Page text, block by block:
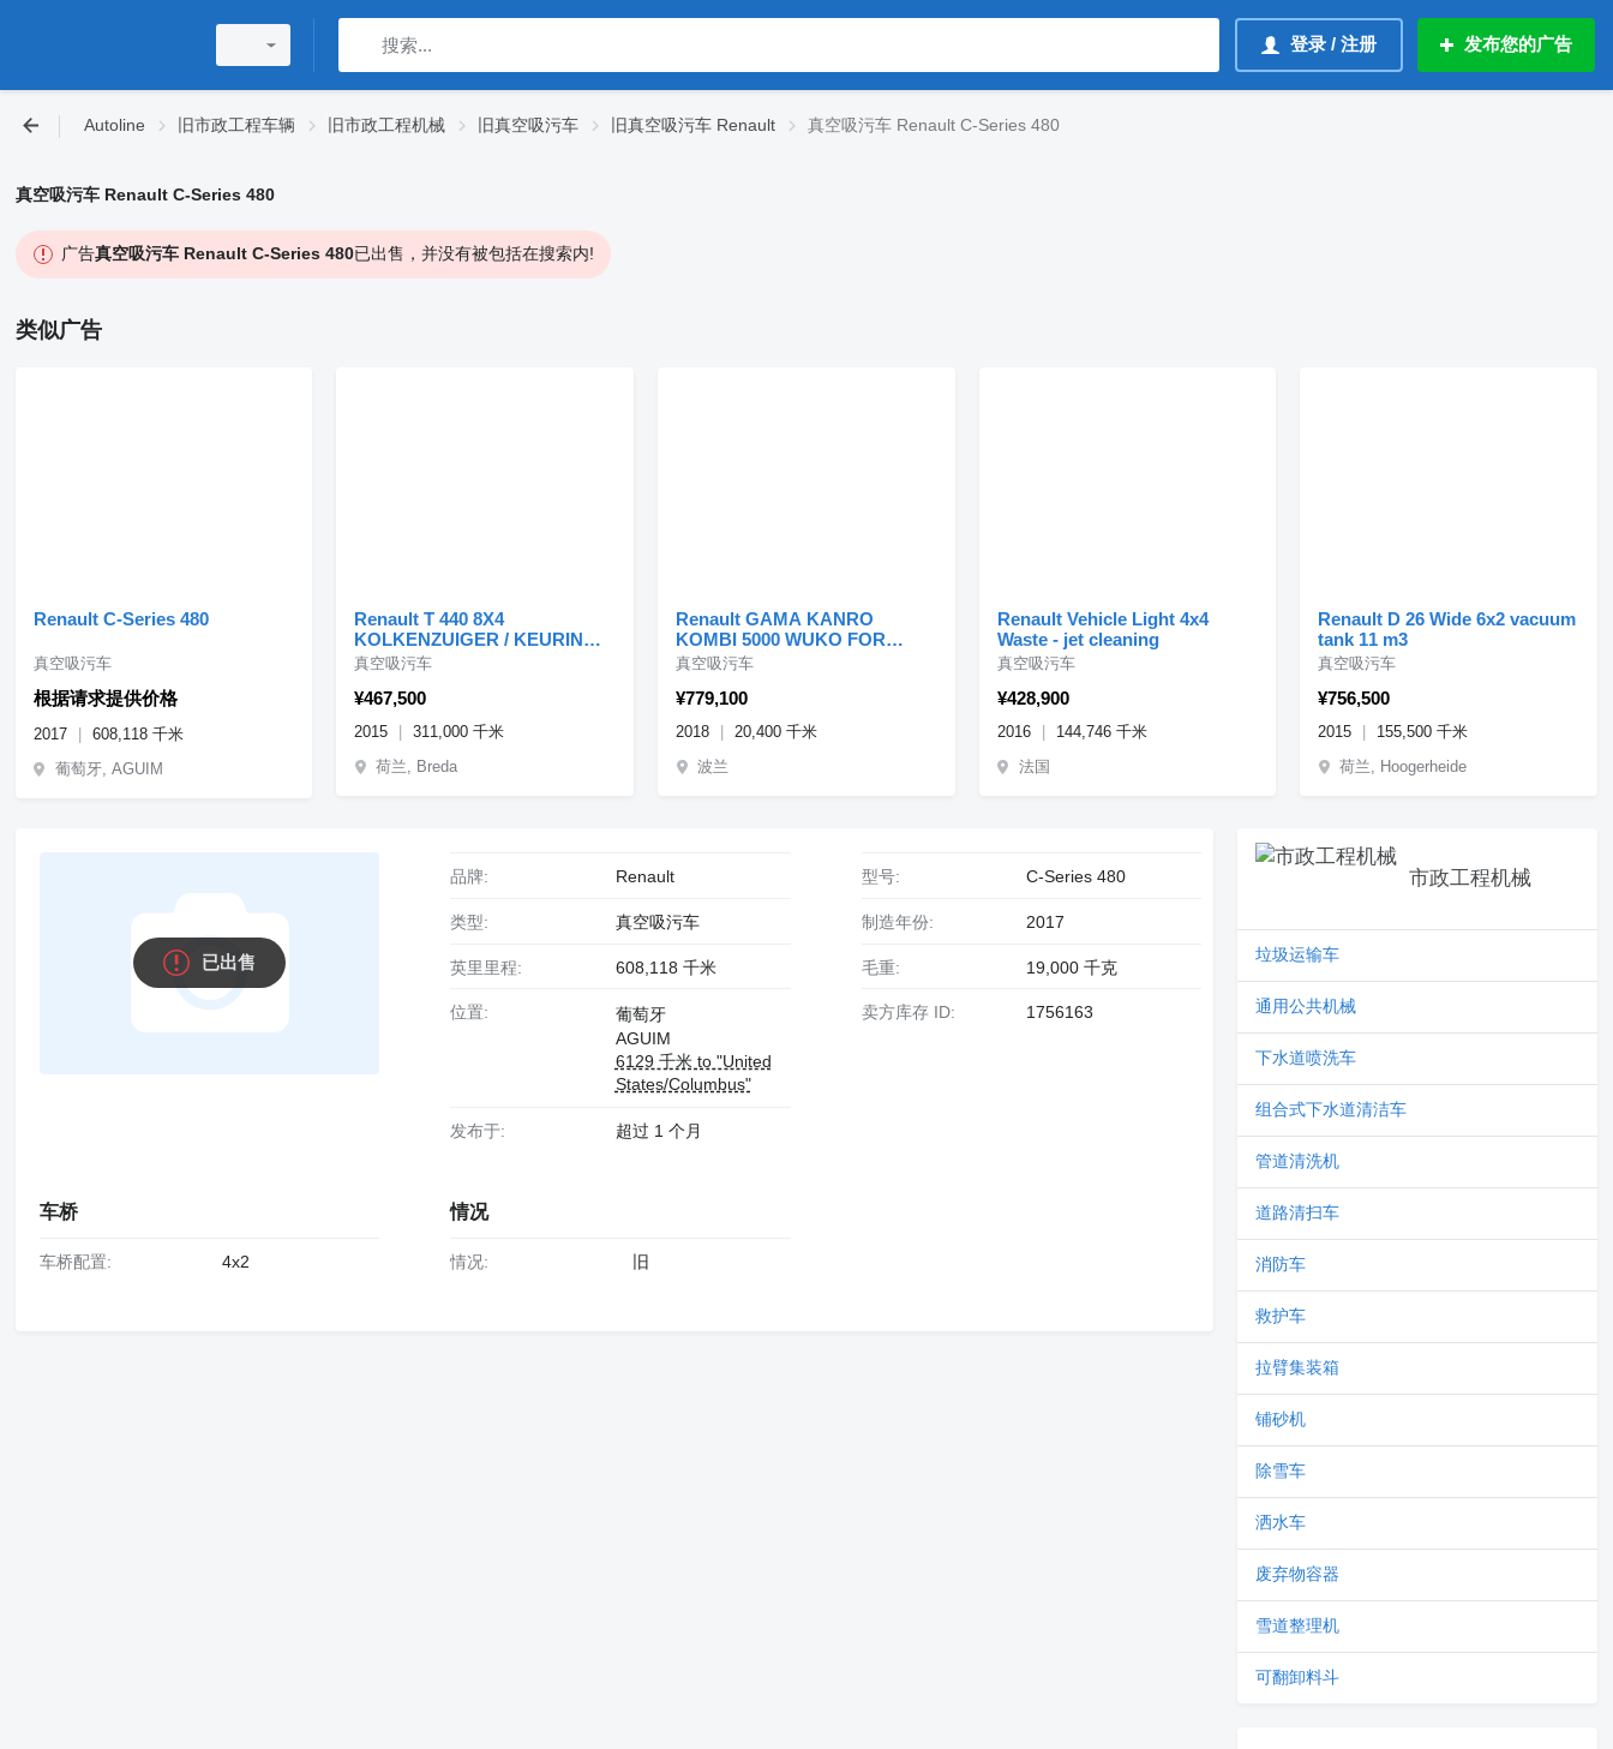
登录 / 注册 发布您的广告
Autoline 旧市政工程车辆 旧市政工程机械 旧真空吸污车 旧真空吸污车 Renault 真空吸污车 Renault C-Series 480
真空吸污车 Renault C-Series 480
广告真空吸污车 Renault C-Series 480已出售，并没有被包括在搜索内!
类似广告
Renault C-Series 480
根据请求提供价格
真空吸污车
2017
608,118 千米
葡萄牙, AGUIM
Renault T 440 8X4
KOLKENZUIGER / KEURING /
TUV / BELGIUM TRUCK
¥467,500
真空吸污车
2015
311,000 千米
荷兰, Breda
Renault GAMA KANRO
KOMBI 5000 WUKO FOR
CHANNEL CLEANING
¥779,100
真空吸污车
2018
20,400 千米
波兰
Renault Vehicle Light 4x4
Waste - jet cleaning
¥428,900
真空吸污车
2016
144,746 千米
法国
Renault D 26 Wide 6x2 vacuum
tank 11 m3
¥756,500
真空吸污车
2015
155,500 千米
荷兰, Hoogerheide
已出售
品牌: Renault 型号: C-Series 480
类型: 真空吸污车 制造年份: 2017
英里里程: 608,118 千米 毛重: 19,000 千克
位置:
葡萄牙
AGUIM
6129 千米 to "United
States/Columbus"
卖方库存 ID: 1756163
发布于: 超过 1 个月
车桥
车桥配置: 4x2
情况
情况: 旧
市政工程机械
垃圾运输车
通用公共机械
下水道喷洗车
组合式下水道清洁车
管道清洗机
道路清扫车
消防车
救护车
拉臂集装箱
铺砂机
除雪车
洒水车
废弃物容器
雪道整理机
可翻卸料斗